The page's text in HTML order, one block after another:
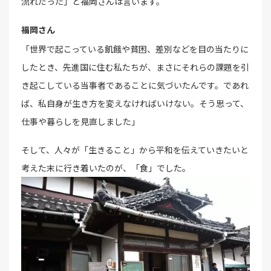
福岡さん
「世界で起こっている飢餓や貧困、差別などを目の当たりに
したとき、先進国に住む私たちが、まさにそれらの課題を引
き起こしている当事者であることに気づいたんです。であれ
ば、私自身が生き方を変えなければいけない。そう思って、
仕事や暮らしを見直しました」
そして、人々が「生きること」から平和を伝えていきたいと
考えた末に行き着いたのが、「食」でした。